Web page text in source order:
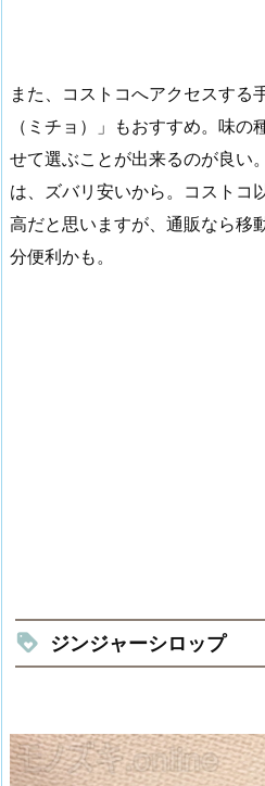
また、コストコへアクセスする
（ミチョ）」もおすすめ。味
せて選ぶことが出来るのが良い
は、ズバリ安いから。コストコ
高だと思いますが、通販なら移
分便利かも。
ジンジャーシロップ